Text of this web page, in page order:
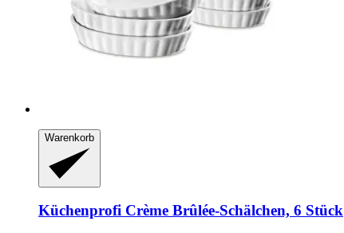
Warenkorb
Küchenprofi Crème Brûlée-​Schälchen, 6 Stück